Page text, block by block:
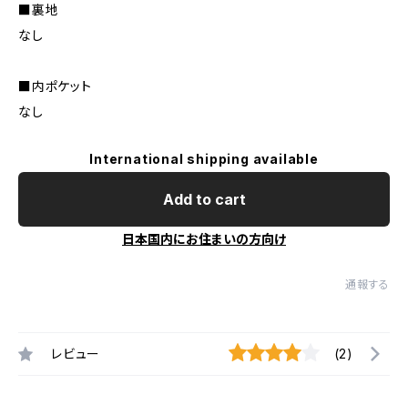
■裏地
なし
■内ポケット
なし
International shipping available
Add to cart
日本国内にお住まいの方向け
通報する
レビュー (2)